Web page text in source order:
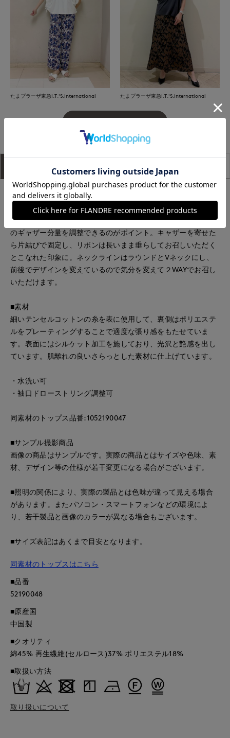
たまプラーザ東急I.T.'S.international たまプラーザ東急I.T.'S.international
もっと見る
■デザイン
肌から離れるワイドなサイジングとお袖口で涼しくお召しいた
だけるデザインカットソー。袖口のドローストリングはお好み
のギャザー分量を調整できるのがポイント。キャザーを寄せた
ら片結びで固定し、リボンは長いまま垂らしてお召しいただく
とこなれた印象に。ネックラインはラウンドとVネックにし、
前後でデザインを変えているので気分を変えて２WAYでお召し
いただけます。
■素材
細いテンセルコットンの糸を表に使用して、裏側はポリエステ
ルをプレーティングすることで適度な張り感をもたせていま
す。表面にはシルケット加工を施しており、光沢と艶感を出し
ています。肌離れの良いさらっとした素材に仕上げています。
・水洗い可
・袖口ドローストリング調整可
同素材のトップス品番:1052190047
■サンプル撮影商品
画像の商品はサンプルです。実際の商品とはサイズや色味、素
材、デザイン等の仕様が若干変更になる場合がございます。
■照明の関係により、実際の製品とは色味が違って見える場合
があります。またパソコン・スマートフォンなどの環境によ
り、若干製品と画像のカラーが異なる場合もございます。
■サイズ表記はあくまで目安となります。
同素材のトップスはこちら
■品番
52190048
■原産国
中国製
■クオリティ
綿45% 再生繊維(セルロース)37% ポリエステル18%
■取扱い方法
取り扱いについて